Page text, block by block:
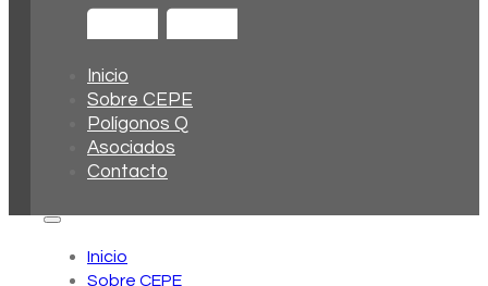
Inicio
Sobre CEPE
Polígonos Q
Asociados
Contacto
Inicio
Sobre CEPE